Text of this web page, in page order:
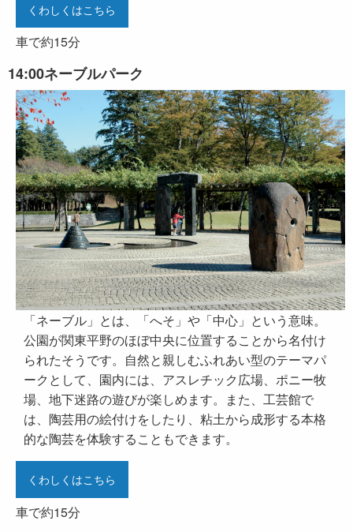
くわしくはこちら
車で約15分
14:00ネーブルパーク
「ネーブル」とは、「へそ」や「中心」という意味。
公園が関東平野のほぼ中央に位置することから名付け
られたそうです。自然と親しむふれあい型のテーマパ
ークとして、園内には、アスレチック広場、ポニー牧
場、地下迷路の遊びが楽しめます。また、工芸館で
は、陶芸用の絵付けをしたり、粘土から成形する本格
的な陶芸を体験することもできます。
くわしくはこちら
車で約15分